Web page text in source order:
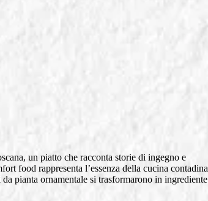
un piatto che racconta storie di ingegno e
food rappresenta l’essenza della cucina contadina
pianta ornamentale si trasformarono in ingrediente